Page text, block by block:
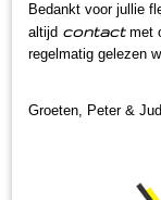
Bedankt voor jullie
altijd contactmet
regelmatig gelezen
Groeten, Peter &